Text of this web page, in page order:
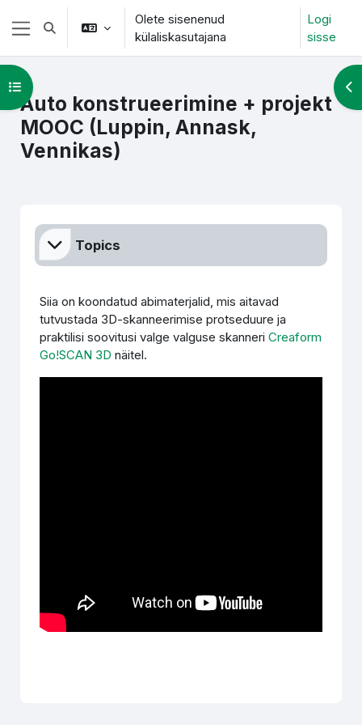
Jäta vahele peasisuni
Küljepaneel
Lülitab otsingu sisendi
Olete sisenenud
külaliskasutajana
Logi
sisse
Auto konstrueerimine + projekt
MOOC (Luppin, Annask,
Vennikas)
Ava kursuse sisukord
Section outline
Topics
Siia on koondatud abimaterjalid, mis aitavad
tutvustada 3D-skanneerimise protseduure ja
praktilisi soovitusi valge valguse skanneriCreaform
Go!SCAN 3Dnäitel.